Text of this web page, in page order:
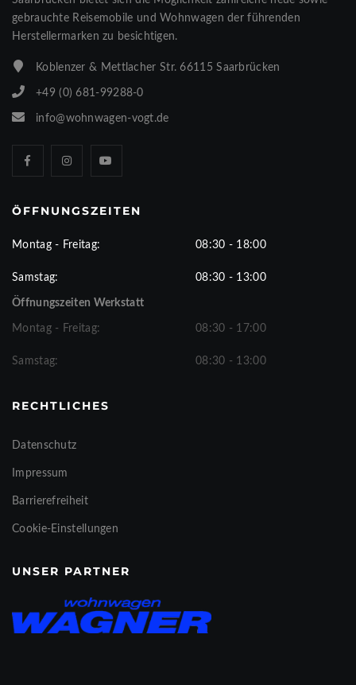
gebrauchte Reisemobile und Wohnwagen der führenden
Herstellermarken zu besichtigen.
Koblenzer & Mettlacher Str. 66115 Saarbrücken
+49 (0) 681-99288-0
info@wohnwagen-vogt.de
ÖFFNUNGSZEITEN
Montag - Freitag: 08:30 - 18:00
Samstag: 08:30 - 13:00
Öffnungszeiten Werkstatt
Montag - Freitag: 08:30 - 17:00
Samstag: 08:30 - 13:00
RECHTLICHES
Datenschutz
Impressum
Barrierefreiheit
Cookie-Einstellungen
UNSER PARTNER